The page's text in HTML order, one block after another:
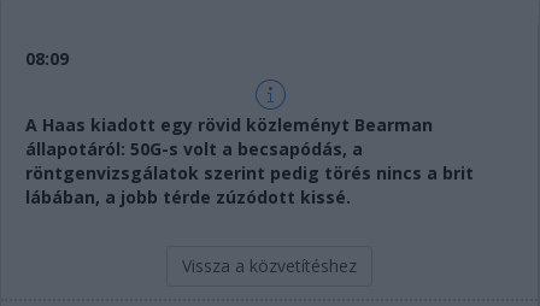
FORMULA
HAZAI
EGYÉB
PODCAST
SHOP
LIVE
TIPPJÁTÉK
DIGITÁLIS MAGAZIN
PONTÁLLÁSOK
08:09
A Haas kiadott egy rövid közleményt Bearman
állapotáról: 50G-s volt a becsapódás, a
röntgenvizsgálatok szerint pedig törés nincs a brit
lábában, a jobb térde zúzódott kissé.
Vissza a közvetítéshez